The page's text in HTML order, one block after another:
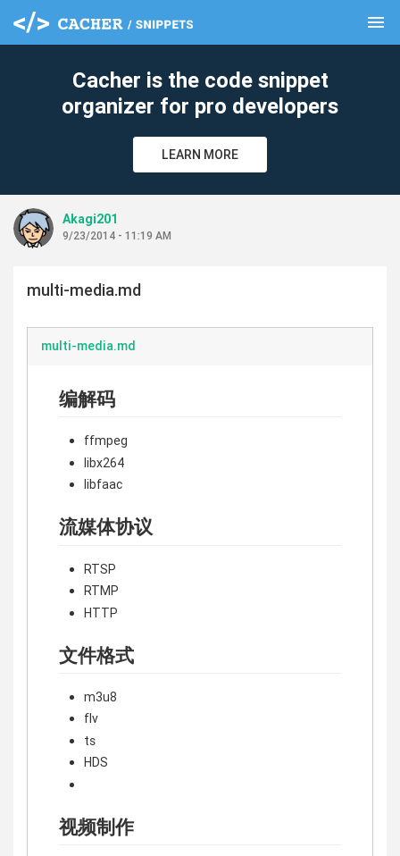
menu
Cacher is the code snippet
organizer for pro developers
LEARN MORE
Akagi201
9/23/2014 - 11:19 AM
multi-media.md
multi-media.md
编解码
ffmpeg
libx264
libfaac
流媒体协议
RTSP
RTMP
HTTP
文件格式
m3u8
flv
ts
HDS
视频制作
clear